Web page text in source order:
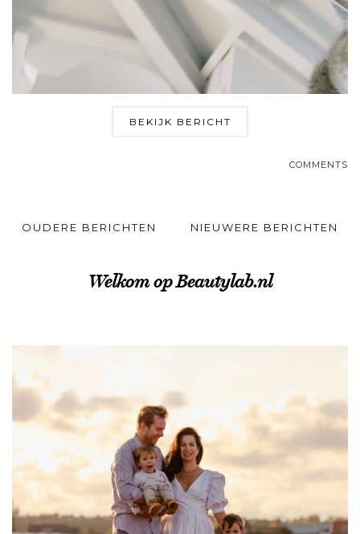
BEKIJK BERICHT
COMMENTS
OUDERE BERICHTEN NIEUWERE BERICHTEN
Welkom op Beautylab.nl